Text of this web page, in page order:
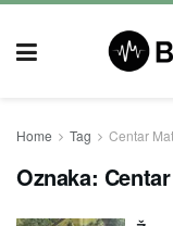
Home Tag Centar
Oznaka: